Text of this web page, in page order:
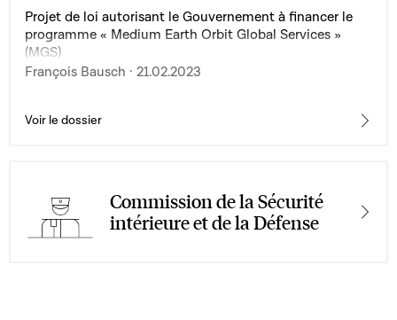
Projet de loi autorisant le Gouvernement à financer le
programme « Medium Earth Orbit Global Services »
(MGS)
François Bausch · 21.02.2023
Voir le dossier
Commission de la Sécurité
intérieure et de la Défense